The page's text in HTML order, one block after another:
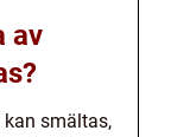
av
smältas,